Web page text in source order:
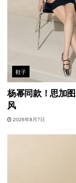
鞋子
杨幂同款！思加
风
2026年8月7日